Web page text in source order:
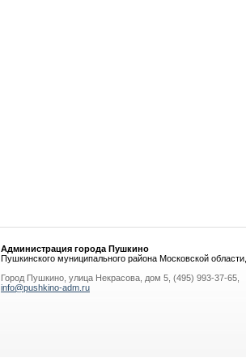
Администрация города Пушкино
Пушкинского муниципального района Московской области,
Город Пушкино, улица Некрасова, дом 5, (495) 993-37-65,
info@pushkino-adm.ru